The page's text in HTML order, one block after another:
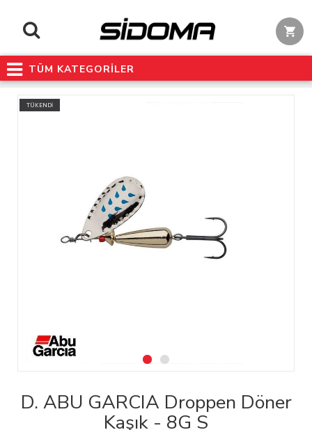
TÜM KATEGORİLER
TÜKENDİ
D. ABU GARCIA Droppen Döner
Kaşık - 8G S